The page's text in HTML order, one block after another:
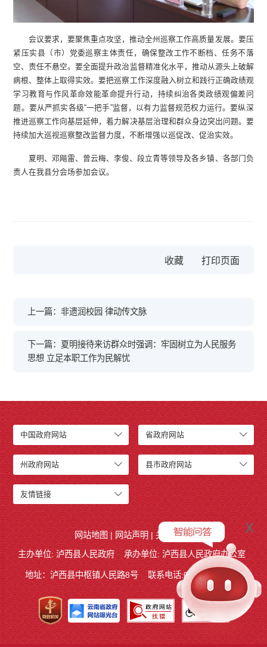
会议要求，要聚焦重点攻坚，推动全州巡察工作高质量发展。要压
紧压实县（市）党委巡察主体责任，确保整改工作不断档、任务不落
空、责任不悬空。要全面提升政治监督精准化水平，推动从源头上破解
病根、整体上取得实效。要把巡察工作深度融入树立和践行正确政绩观
学习教育与作风革命效能革命提升行动，持续纠治各类政绩观偏差问
题。要从严抓实各级“一把手”监督，以有力监督规范权力运行。要纵深
推进巡察工作向基层延伸，着力解决基层治理和群众身边突出问题。要
持续加大巡视巡察整改监督力度，不断增强以巡促改、促治实效。
夏明、邓飚雷、曾云梅、李俊、段立青等领导及各乡镇、各部门负
责人在我县分会场参加会议。
收藏
上一篇：非遗润校园 律动传文脉
下一篇：夏明接待来访群众时强调：牢固树立为人民服务
思想 立足本职工作为民解忧
中国政府网站 省政府网站
州政府网站 县市政府网站
友情链接
网站地图 | 网站声明 | 关于我们
主办单位: 泸西县人民政府
承办单位: 泸西县人民政府办公室
地址：泸西县中枢镇人民路8号 联系电话:0873-6621715
x